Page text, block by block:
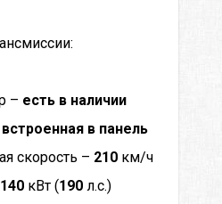
– есть в наличии
встроенная в панель
скорость – 210 км/ч
140 кВт (190 л.с.)